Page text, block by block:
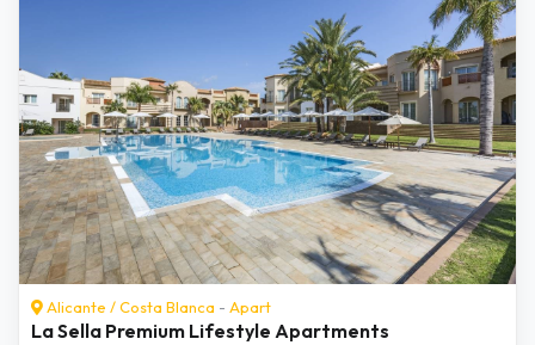
Alicante /Costa Blanca - Apart
La Sella Premium Lifestyle Apartments